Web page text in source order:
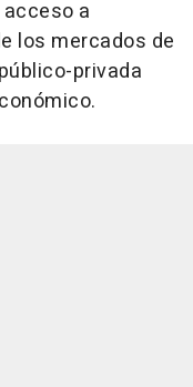
a
los mercados de
privada